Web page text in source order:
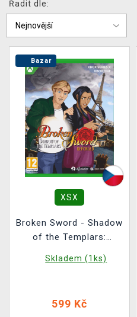
DOPRAVA
XZONE KLUB
TCG & BOARDGAME HUB
VÝKUP HER (BAZAR)
Řadit dle:
Bazar
XSX
Broken Sword - Shadow
of the Templars:
Skladem (1ks)
599 Kč